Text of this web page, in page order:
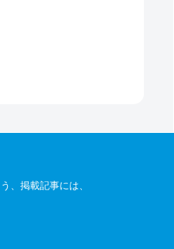
、掲載記事には、